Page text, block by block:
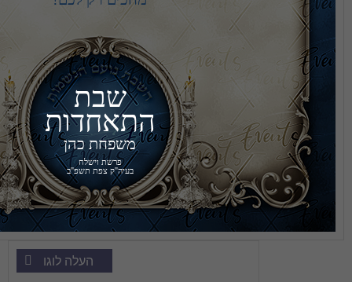
שבת
התאחדות
משפחת כהן
פרשת וישלח
בעיה''ק צפת תשפ''ב